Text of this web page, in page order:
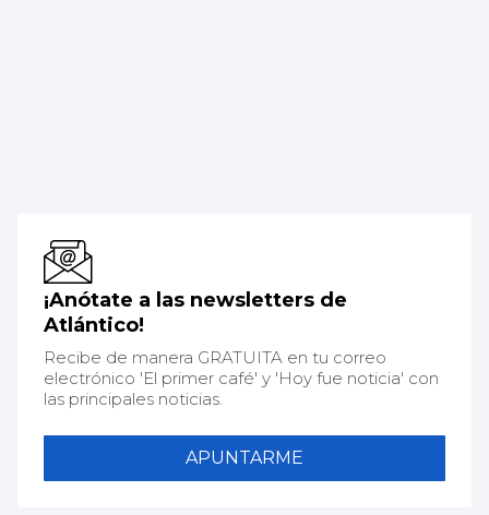
¡Anótate a las newsletters de
Atlántico!
Recibe de manera GRATUITA en tu correo
electrónico 'El primer café' y 'Hoy fue noticia' con
las principales noticias.
APUNTARME